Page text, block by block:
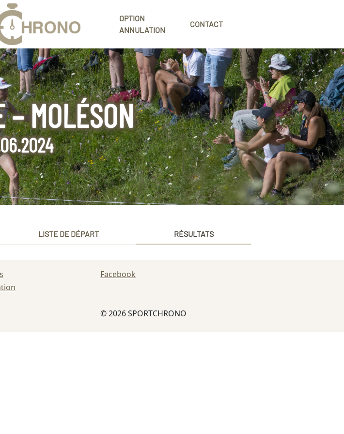
OPTION
ANNULATION
CONTACT
MOLÉSON
LISTE DE DÉPART RÉSULTATS
Facebook
© 2026 SPORTCHRONO